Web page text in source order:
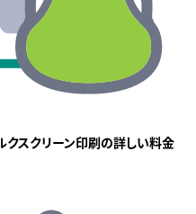
スクリーン印刷の詳しい料金